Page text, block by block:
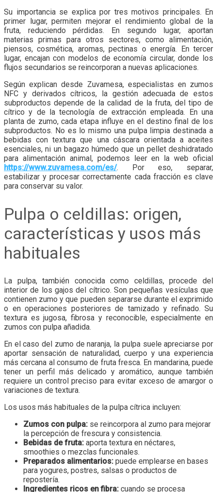
Su importancia se explica por tres motivos principales. En
primer lugar, permiten mejorar el rendimiento global de la
fruta, reduciendo pérdidas. En segundo lugar, aportan
materias primas para otros sectores, como alimentación,
piensos, cosmética, aromas, pectinas o energía. En tercer
lugar, encajan con modelos de economía circular, donde los
flujos secundarios se reincorporan a nuevas aplicaciones.
Según explican desde Zuvamesa, especialistas en zumos
NFC y derivados cítricos, la gestión adecuada de estos
subproductos depende de la calidad de la fruta, del tipo de
cítrico y de la tecnología de extracción empleada. En una
planta de zumo, cada etapa influye en el destino final de los
subproductos. No es lo mismo una pulpa limpia destinada a
bebidas con textura que una cáscara orientada a aceites
esenciales, ni un bagazo húmedo que un pellet deshidratado
para alimentación animal, podemos leer en la web oficial
https://www.zuvamesa.com/es/. Por eso, separar,
estabilizar y procesar correctamente cada fracción es clave
para conservar su valor.
Pulpa o celdillas: origen,
características y usos más
habituales
La pulpa, también conocida como celdillas, procede del
interior de los gajos del cítrico. Son pequeñas vesículas que
contienen zumo y que pueden separarse durante el exprimido
o en operaciones posteriores de tamizado y refinado. Su
textura es jugosa, fibrosa y reconocible, especialmente en
zumos con pulpa añadida.
En el caso del zumo de naranja, la pulpa suele apreciarse por
aportar sensación de naturalidad, cuerpo y una experiencia
más cercana al consumo de fruta fresca. En mandarina, puede
tener un perfil más delicado y aromático, aunque también
requiere un control preciso para evitar exceso de amargor o
variaciones de textura.
Los usos más habituales de la pulpa cítrica incluyen:
Zumos con pulpa: se reincorpora al zumo para mejorar
la percepción de frescura y consistencia.
Bebidas de fruta: aporta textura en néctares,
smoothies o mezclas funcionales.
Preparados alimentarios: puede emplearse en bases
para yogures, postres, salsas o productos de
repostería.
Ingredientes ricos en fibra: cuando se procesa